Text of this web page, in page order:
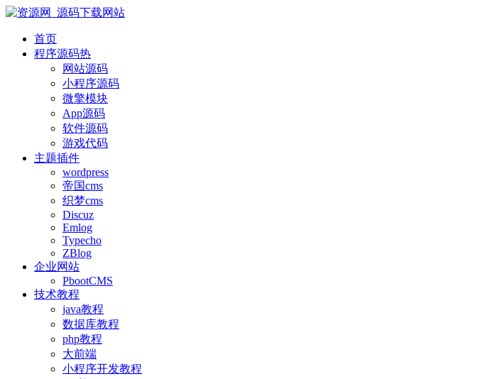
首页
程序源码热
网站源码
小程序源码
微擎模块
App源码
软件源码
游戏代码
主题插件
wordpress
帝国cms
织梦cms
Discuz
Emlog
Typecho
ZBlog
企业网站
PbootCMS
技术教程
java教程
数据库教程
php教程
大前端
小程序开发教程